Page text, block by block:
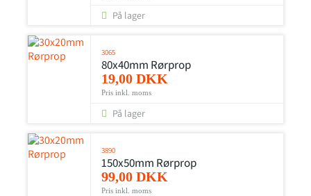
På lager
3065
80x40mm Rørprop
19,00 DKK
Pris inkl. moms
På lager
3890
150x50mm Rørprop
99,00 DKK
Pris inkl. moms